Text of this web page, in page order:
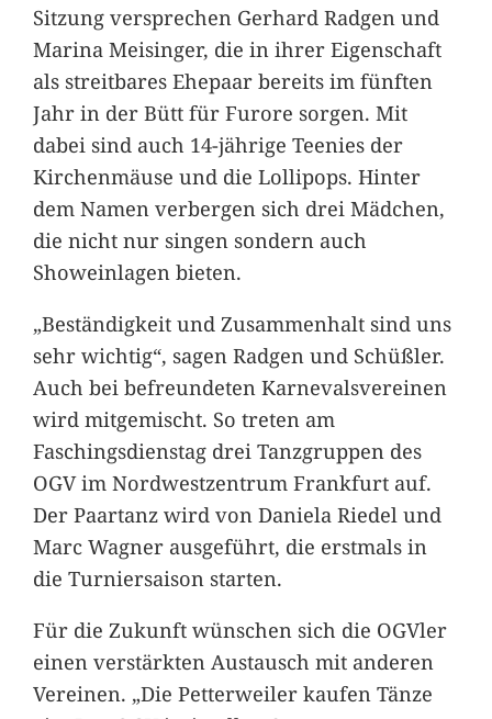
Sitzung versprechen Gerhard Radgen und
Marina Meisinger, die in ihrer Eigenschaft
als streitbares Ehepaar bereits im fünften
Jahr in der Bütt für Furore sorgen. Mit
dabei sind auch 14-jährige Teenies der
Kirchenmäuse und die Lollipops. Hinter
dem Namen verbergen sich drei Mädchen,
die nicht nur singen sondern auch
Showeinlagen bieten.
„Beständigkeit und Zusammenhalt sind uns
sehr wichtig“, sagen Radgen und Schüßler.
Auch bei befreundeten Karnevalsvereinen
wird mitgemischt. So treten am
Faschingsdienstag drei Tanzgruppen des
OGV im Nordwestzentrum Frankfurt auf.
Der Paartanz wird von Daniela Riedel und
Marc Wagner ausgeführt, die erstmals in
die Turniersaison starten.
Für die Zukunft wünschen sich die OGVler
einen verstärkten Austausch mit anderen
Vereinen. „Die Petterweiler kaufen Tänze